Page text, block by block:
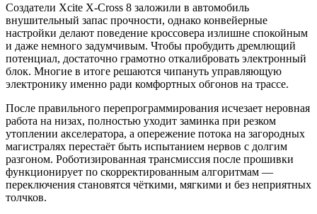
Создатели Xcite X-Cross 8 заложили в автомобиль
внушительный запас прочности, однако конвейерные
настройки делают поведение кроссовера излишне спокойным
и даже немного задумчивым. Чтобы пробудить дремлющий
потенциал, достаточно грамотно откалибровать электронный
блок. Многие в итоге решаются чипануть управляющую
электронику именно ради комфортных обгонов на трассе.
После правильного перепрограммирования исчезает неровная
работа на низах, полностью уходит заминка при резком
утоплении акселератора, а опережение потока на загородных
магистралях перестаёт быть испытанием нервов с долгим
разгоном. Роботизированная трансмиссия после прошивки
функционирует по скорректированным алгоритмам —
переключения становятся чёткими, мягкими и без неприятных
толчков.